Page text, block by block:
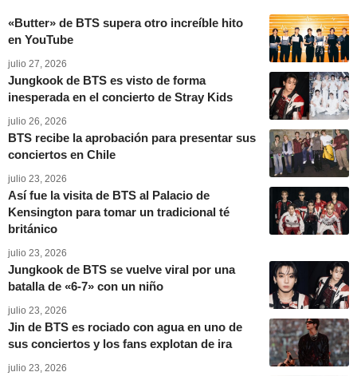
«Butter» de BTS supera otro increíble hito
en YouTube
julio 27, 2026
Jungkook de BTS es visto de forma
inesperada en el concierto de Stray Kids
julio 26, 2026
BTS recibe la aprobación para presentar sus
conciertos en Chile
julio 23, 2026
Así fue la visita de BTS al Palacio de
Kensington para tomar un tradicional té
británico
julio 23, 2026
Jungkook de BTS se vuelve viral por una
batalla de «6-7» con un niño
julio 23, 2026
Jin de BTS es rociado con agua en uno de
sus conciertos y los fans explotan de ira
julio 23, 2026